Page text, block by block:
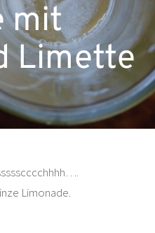
mit
Limette
Limonade.